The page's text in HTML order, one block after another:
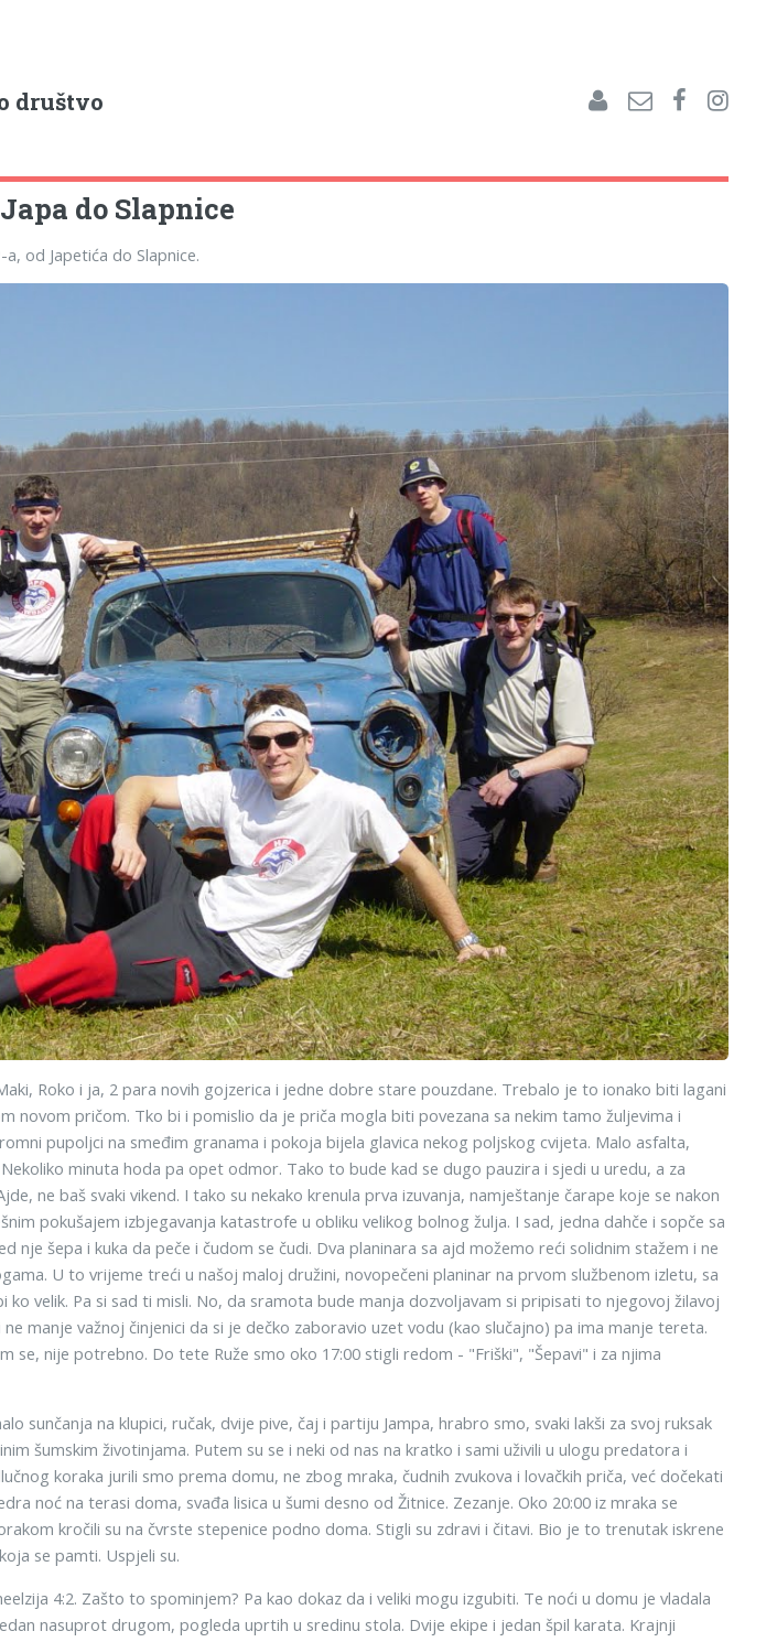
društvo
do Slapnice
od Japetića do Slapnice.
Roko i ja, 2 para novih gojzerica i jedne dobre stare pouzdane. Trebalo je to ionako biti lagani
novom pričom. Tko bi i pomislio da je priča mogla biti povezana sa nekim tamo žuljevima i
pupoljci na smeđim granama i pokoja bijela glavica nekog poljskog cvijeta. Malo asfalta,
minuta hoda pa opet odmor. Tako to bude kad se dugo pauzira i sjedi u uredu, a za
ne baš svaki vikend. I tako su nekako krenula prva izuvanja, namještanje čarape koje se nakon
pokušajem izbjegavanja katastrofe u obliku velikog bolnog žulja. I sad, jedna dahče i sopče sa
nje šepa i kuka da peče i čudom se čudi. Dva planinara sa ajd možemo reći solidnim stažem i ne
U to vrijeme treći u našoj maloj družini, novopečeni planinar na prvom službenom izletu, sa
ko velik. Pa si sad ti misli. No, da sramota bude manja dozvoljavam si pripisati to njegovoj žilavoj
manje važnoj činjenici da si je dečko zaboravio uzet vodu (kao slučajno) pa ima manje tereta.
se, nije potrebno. Do tete Ruže smo oko 17:00 stigli redom - "Friški", "Šepavi" i za njima
sunčanja na klupici, ručak, dvije pive, čaj i partiju Jampa, hrabro smo, svaki lakši za svoj ruksak
šumskim životinjama. Putem su se i neki od nas na kratko i sami uživili u ulogu predatora i
koraka jurili smo prema domu, ne zbog mraka, čudnih zvukova i lovačkih priča, već dočekati
noć na terasi doma, svađa lisica u šumi desno od Žitnice. Zezanje. Oko 20:00 iz mraka se
kročili su na čvrste stepenice podno doma. Stigli su zdravi i čitavi. Bio je to trenutak iskrene
se pamti. Uspjeli su.
4:2. Zašto to spominjem? Pa kao dokaz da i veliki mogu izgubiti. Te noći u domu je vladala
nasuprot drugom, pogleda uprtih u sredinu stola. Dvije ekipe i jedan špil karata. Krajnji